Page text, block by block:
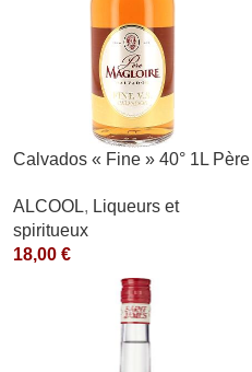
Calvados « Fine » 40° 1L Père
ALCOOL, Liqueurs et
spiritueux
18,00 €